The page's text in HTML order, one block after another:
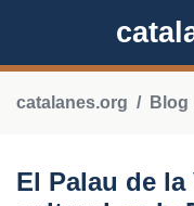
catalanes.org Blog
El Palau de